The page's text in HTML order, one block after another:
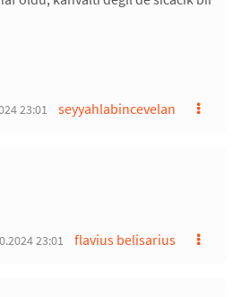
seyyahlabincevelan
23:01
flavius belisarius
23:01